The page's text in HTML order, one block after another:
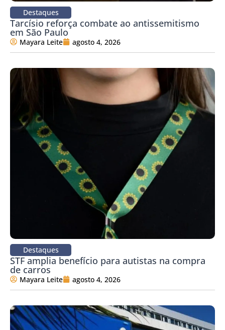
Destaques
Tarcísio reforça combate ao antissemitismo
em São Paulo
Mayara Leite agosto 4, 2026
Destaques
STF amplia benefício para autistas na compra
de carros
Mayara Leite agosto 4, 2026